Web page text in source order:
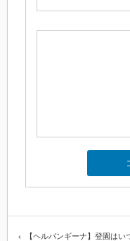
【ヘルパンギーナ】登園は